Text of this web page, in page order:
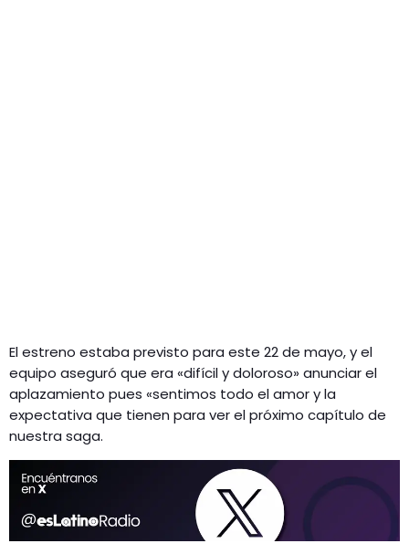
El estreno estaba previsto para este 22 de mayo, y el
equipo aseguró que era «difícil y doloroso» anunciar el
aplazamiento pues «sentimos todo el amor y la
expectativa que tienen para ver el próximo capítulo de
nuestra saga.